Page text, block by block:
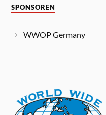
SPONSOREN
WWOP Germany